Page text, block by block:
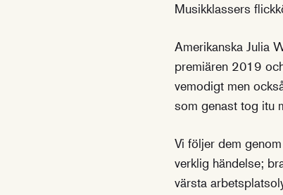
Musikklassers
Amerikanska Julia
premiären 2019
vemodigt men
som genast tog itu
Vi följer dem
verklig händelse;
värsta